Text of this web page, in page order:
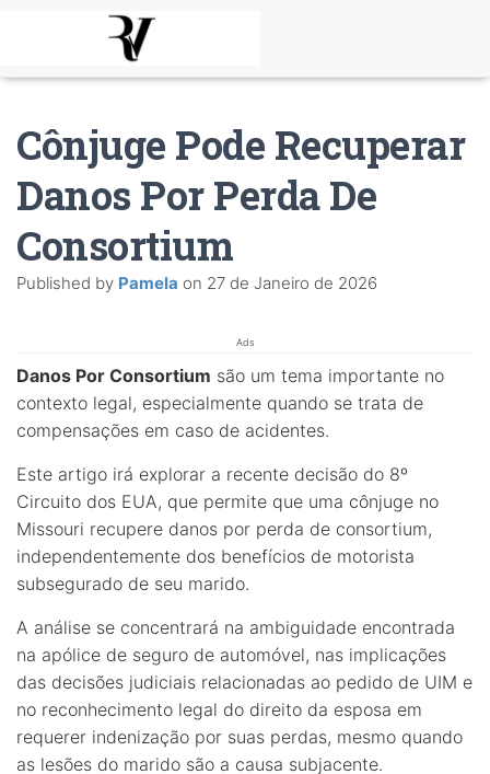
Cônjuge Pode Recuperar
Danos Por Perda De
Consortium
Published by Pamela on 27 de Janeiro de 2026
Ads
Danos Por Consortium são um tema importante no
contexto legal, especialmente quando se trata de
compensações em caso de acidentes.
Este artigo irá explorar a recente decisão do 8º
Circuito dos EUA, que permite que uma cônjuge no
Missouri recupere danos por perda de consortium,
independentemente dos benefícios de motorista
subsegurado de seu marido.
A análise se concentrará na ambiguidade encontrada
na apólice de seguro de automóvel, nas implicações
das decisões judiciais relacionadas ao pedido de UIM e
no reconhecimento legal do direito da esposa em
requerer indenização por suas perdas, mesmo quando
as lesões do marido são a causa subjacente.